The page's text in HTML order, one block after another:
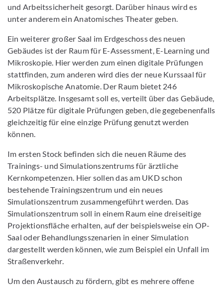
und Arbeitssicherheit gesorgt. Darüber hinaus wird es
unter anderem ein Anatomisches Theater geben.
Ein weiterer großer Saal im Erdgeschoss des neuen
Gebäudes ist der Raum für E-Assessment, E-Learning und
Mikroskopie. Hier werden zum einen digitale Prüfungen
stattfinden, zum anderen wird dies der neue Kurssaal für
Mikroskopische Anatomie. Der Raum bietet 246
Arbeitsplätze. Insgesamt soll es, verteilt über das Gebäude,
520 Plätze für digitale Prüfungen geben, die gegebenenfalls
gleichzeitig für eine einzige Prüfung genutzt werden
können.
Im ersten Stock befinden sich die neuen Räume des
Trainings- und Simulationszentrums für ärztliche
Kernkompetenzen. Hier sollen das am UKD schon
bestehende Trainingszentrum und ein neues
Simulationszentrum zusammengeführt werden. Das
Simulationszentrum soll in einem Raum eine dreiseitige
Projektionsfläche erhalten, auf der beispielsweise ein OP-
Saal oder Behandlungsszenarien in einer Simulation
dargestellt werden können, wie zum Beispiel ein Unfall im
Straßenverkehr.
Um den Austausch zu fördern, gibt es mehrere offene